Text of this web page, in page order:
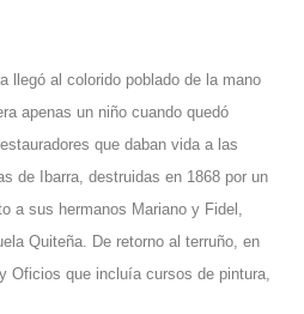
llegó al colorido poblado de la mano
apenas un niño cuando quedó
que daban vida a las
de Ibarra, destruidas en 1868 por un
a sus hermanos Mariano y Fidel,
Quiteña. De retorno al terruño, en
Oficios que incluía cursos de pintura,